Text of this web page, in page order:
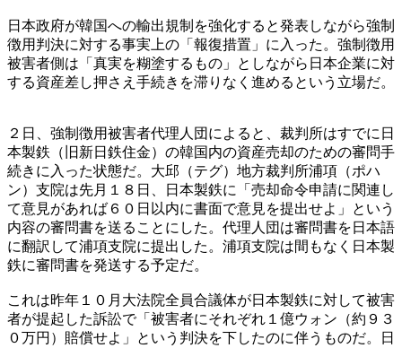
日本政府が韓国への輸出規制を強化すると発表しながら強制
徴用判決に対する事実上の「報復措置」に入った。強制徴用
被害者側は「真実を糊塗するもの」としながら日本企業に対
する資産差し押さえ手続きを滞りなく進めるという立場だ。
２日、強制徴用被害者代理人団によると、裁判所はすでに日
本製鉄（旧新日鉄住金）の韓国内の資産売却のための審問手
続きに入った状態だ。大邱（テグ）地方裁判所浦項（ポハ
ン）支院は先月１８日、日本製鉄に「売却命令申請に関連し
て意見があれば６０日以内に書面で意見を提出せよ」という
内容の審問書を送ることにした。代理人団は審問書を日本語
に翻訳して浦項支院に提出した。浦項支院は間もなく日本製
鉄に審問書を発送する予定だ。
これは昨年１０月大法院全員合議体が日本製鉄に対して被害
者が提起した訴訟で「被害者にそれぞれ１億ウォン（約９３
０万円）賠償せよ」という判決を下したのに伴うものだ。日